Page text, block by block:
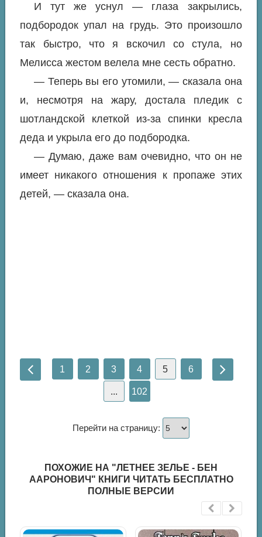
И тут же уснул — глаза закрылись,
подбородок упал на грудь. Это произошло
так быстро, что я вскочил со стула, но
Мелисса жестом велела мне сесть обратно.
— Теперь вы его утомили, — сказала она
и, несмотря на жару, достала пледик с
шотландской клеткой из-за спинки кресла
деда и укрыла его до подбородка.
— Думаю, даже вам очевидно, что он не
имеет никакого отношения к пропаже этих
детей, — сказала она.
1 2 3 4 5 6
... 102
Перейти на страницу:
ПОХОЖИЕ НА "ЛЕТНЕЕ ЗЕЛЬЕ - БЕН
ААРОНОВИЧ" КНИГИ ЧИТАТЬ БЕСПЛАТНО
ПОЛНЫЕ ВЕРСИИ